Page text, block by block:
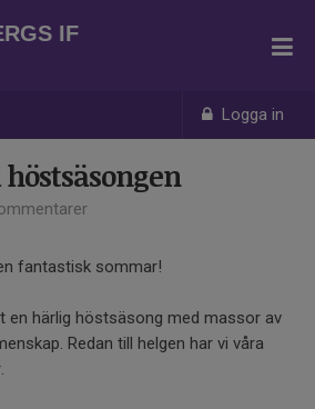
Logga in
IF
fantastisk sommar!
en härlig höstsäsong med massor av
Redan till helgen har vi våra